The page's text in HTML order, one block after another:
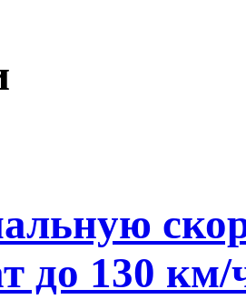
до 130 км/